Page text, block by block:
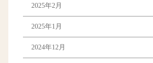
2025年2月
2025年1月
2024年12月